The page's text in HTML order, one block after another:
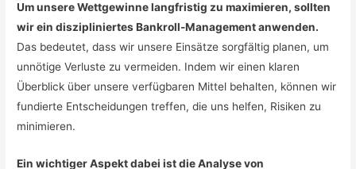
Um unsere Wettgewinne langfristig zu maximieren, sollten
wir ein diszipliniertes Bankroll-Management anwenden.
Das bedeutet, dass wir unsere Einsätze sorgfältig planen, um
unnötige Verluste zu vermeiden. Indem wir einen klaren
Überblick über unsere verfügbaren Mittel behalten, können wir
fundierte Entscheidungen treffen, die uns helfen, Risiken zu
minimieren.
Ein wichtiger Aspekt dabei ist die Analyse von